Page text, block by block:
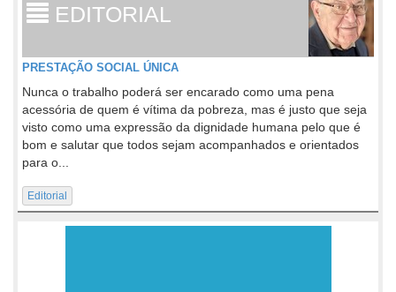
EDITORIAL
PRESTAÇÃO SOCIAL ÚNICA
Nunca o trabalho poderá ser encarado como uma pena
acessória de quem é vítima da pobreza, mas é justo que seja
visto como uma expressão da dignidade humana pelo que é
bom e salutar que todos sejam acompanhados e orientados
para o...
Editorial